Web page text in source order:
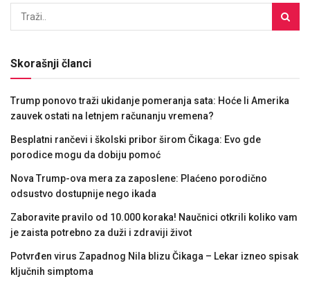
Skorašnji članci
Trump ponovo traži ukidanje pomeranja sata: Hoće li Amerika
zauvek ostati na letnjem računanju vremena?
Besplatni rančevi i školski pribor širom Čikaga: Evo gde
porodice mogu da dobiju pomoć
Nova Trump-ova mera za zaposlene: Plaćeno porodično
odsustvo dostupnije nego ikada
Zaboravite pravilo od 10.000 koraka! Naučnici otkrili koliko vam
je zaista potrebno za duži i zdraviji život
Potvrđen virus Zapadnog Nila blizu Čikaga – Lekar izneo spisak
ključnih simptoma